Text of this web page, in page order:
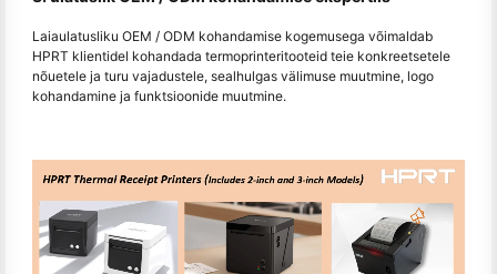
Laiaulatusliku OEM / ODM kohandamise kogemusega võimaldab
HPRT klientidel kohandada termoprinteritooteid teie konkreetsetele
nõuetele ja turu vajadustele, sealhulgas välimuse muutmine, logo
kohandamine ja funktsioonide muutmine.